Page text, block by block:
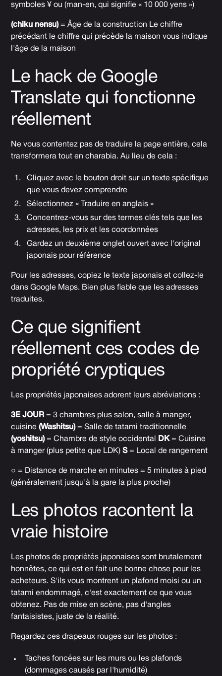
symboles ¥ ou (man-en, qui signifie « 10 000 yens »)
(chiku nensu)= Âge de la construction Le chiffre
précédant le chiffre qui précède la maison vous indique
l'âge de la maison
Le hack de Google
Translate qui fonctionne
réellement
Ne vous contentez pas de traduire la page entière, cela
transformera tout en charabia. Au lieu de cela :
Cliquez avec le bouton droit sur un texte spécifique
que vous devez comprendre
Sélectionnez « Traduire en anglais »
Concentrez-vous sur des termes clés tels que les
adresses, les prix et les coordonnées
Gardez un deuxième onglet ouvert avec l'original
japonais pour référence
Pour les adresses, copiez le texte japonais et collez-le
dans Google Maps. Bien plus fiable que les adresses
traduites.
Ce que signifient
réellement ces codes de
propriété cryptiques
Les propriétés japonaises adorent leurs abréviations :
3E JOUR= 3 chambres plus salon, salle à manger,
cuisine(Washitsu)= Salle de tatami traditionnelle
(yoshitsu)= Chambre de style occidental DK= Cuisine
à manger (plus petite que LDK)S= Local de rangement
○ = Distance de marche en minutes = 5 minutes à pied
(généralement jusqu'à la gare la plus proche)
Les photos racontent la
vraie histoire
Les photos de propriétés japonaises sont brutalement
honnêtes, ce qui est en fait une bonne chose pour les
acheteurs. S'ils vous montrent un plafond moisi ou un
tatami endommagé, c'est exactement ce que vous
obtenez. Pas de mise en scène, pas d'angles
fantaisistes, juste de la réalité.
Regardez ces drapeaux rouges sur les photos :
Taches foncées sur les murs ou les plafonds
(dommages causés par l'humidité)